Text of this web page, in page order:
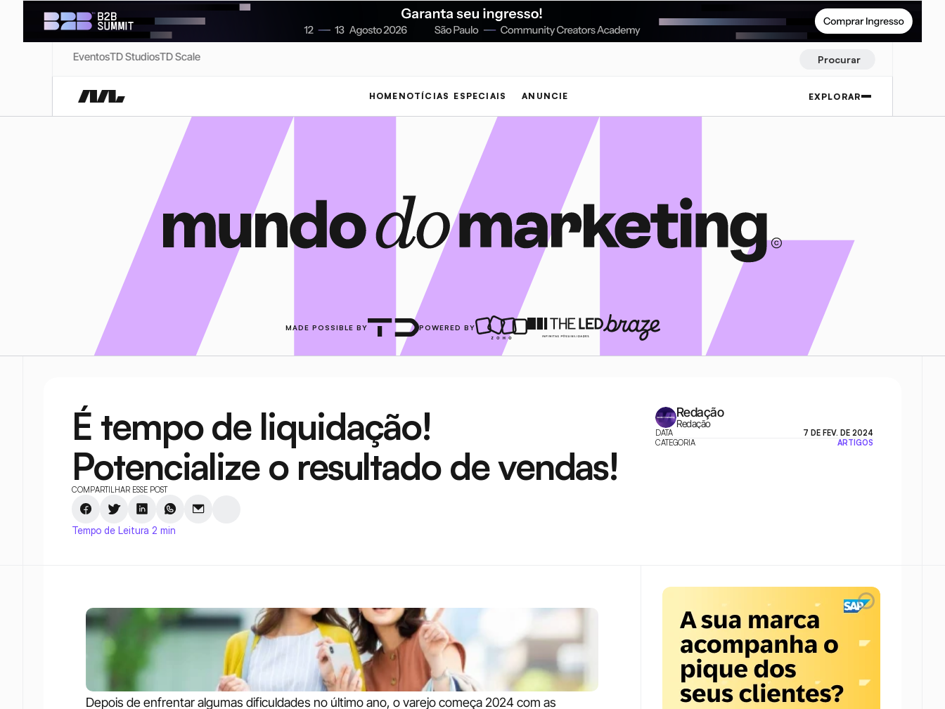
EventosTD StudiosTD Scale Procurar
HOME NOTÍCIAS ESPECIAIS ANUNCIE EXPLORAR
MADE POSSIBLE BY POWERED BY
É tempo de liquidação!
Potencialize o resultado de vendas!
COMPARTILHAR ESSE POST
Tempo de Leitura 2 min
Redação
Redação
DATA
7 DE FEV. DE 2024
CATEGORIA
ARTIGOS
Depois de enfrentar algumas dificuldades no último ano, o varejo começa 2024 com as